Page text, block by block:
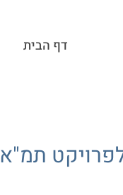
דף הבית
38/2 ברחוב לסל